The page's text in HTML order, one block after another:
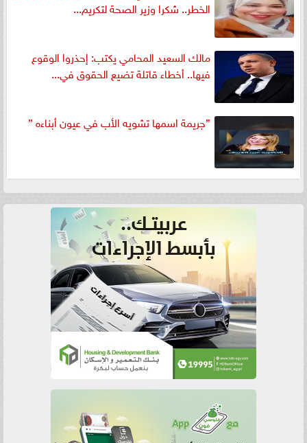
الخطر.. شكرا وزير الصحة لتكريم...
مالك السعيد المحامي يكتب: إحذروا الوقوع
فيها.. أخطاء قاتلة تضيع الحقوق في...
”جريمة اسمها تشويه الأب في عيون أبناءه ”